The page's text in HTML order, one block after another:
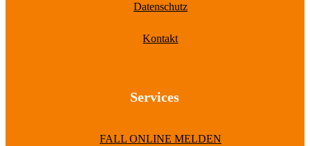
Datenschutz
Kontakt
Services
FALL ONLINE MELDEN